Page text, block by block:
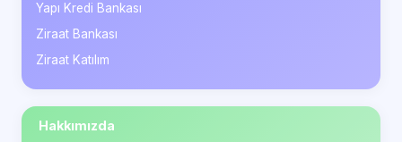
Yapı Kredi Bankası
Ziraat Bankası
Ziraat Katılım
Hakkımızda